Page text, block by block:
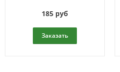
185 руб
Заказать